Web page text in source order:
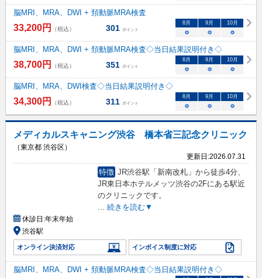
脳MRI、MRA、DWI + 頚動脈MRA検査
33,200円 （税込） 301 ポイント
8 月 9 月 10月
○ ○ ○
脳MRI、MRA、DWI + 頚動脈MRA検査◇当日結果説明付き◇
38,700円 （税込） 351 ポイント
8 月 9 月 10月
○ ○ ○
脳MRI、MRA、DWI検査◇当日結果説明付き◇
34,300円 （税込） 311 ポイント
8 月 9 月 10月
○ ○ ○
メディカルスキャニング渋谷 橋本省三記念クリニック
（東京都 渋谷区）
更新日:2026.07.31
特徴 JR渋谷駅「新南改札」から徒歩4分、
JR東日本ホテルメッツ渋谷の2Fにある駅近
のクリニックです。
... 続きを読む▼
休診日:年末年始
渋谷駅
オンライン決済対応 インボイス制度に対応
脳MRI、MRA、DWI + 頚動脈MRA検査◇当日結果説明付き◇